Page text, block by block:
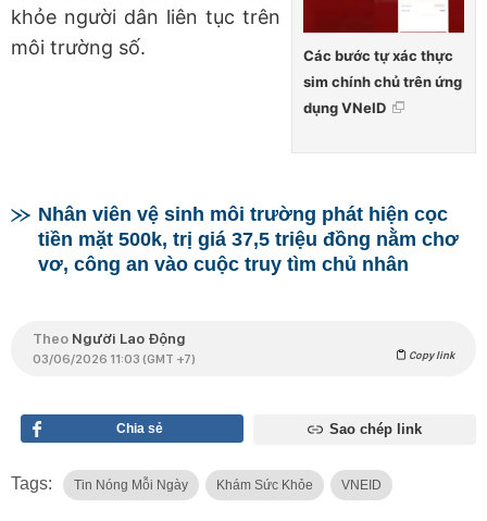
Các bước tự xác thực
sim chính chủ trên ứng
dụng VNeID
khỏe người dân liên tục trên
môi trường số.
Nhân viên vệ sinh môi trường phát hiện cọc
tiền mặt 500k, trị giá 37,5 triệu đồng nằm chơ
vơ, công an vào cuộc truy tìm chủ nhân
Theo Người Lao Động
03/06/2026 11:03 (GMT +7) Copy link
Chia sẻ Sao chép link
Tags: Tin Nóng Mỗi Ngày Khám Sức Khỏe VNEID